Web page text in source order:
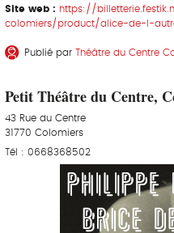
Site web : https://
colomiers/product/alice-de-l-
Publié par Théâtre du Centre
Petit Théâtre du Centre,
43 Rue du Centre
31770 Colomiers
Tél : 0668368502